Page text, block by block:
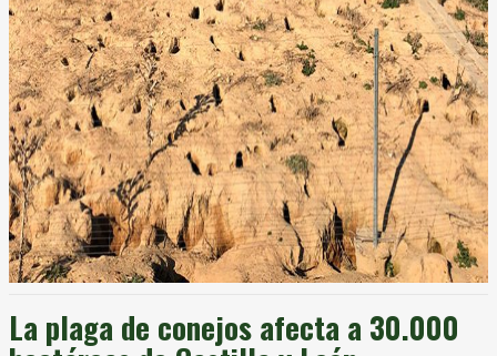
La plaga de conejos afecta a 30.000